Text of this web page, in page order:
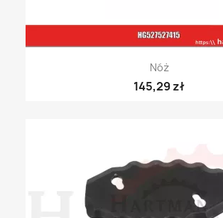
Nóż
145,29 zł